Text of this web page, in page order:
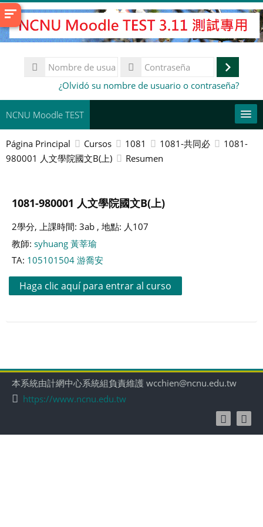
Salta
al
contenido
Nombre
de
Contraseña¿Olvidó su nombre de usuario o contraseña?
NCNU Moodle TEST
Español - Internacional ‎(es)‎
Buscar
cursos
Página Principal Cursos 1081 1081-共同必
1081-
980001 人文學院國文B(上)
Resumen
1081-980001 人文學院國文B(上)
2學分, 上課時間: 3ab , 地點: 人107
教師: syhuang 黃莘瑜
TA: 105101504 游喬安
Haga clic aquí para entrar al curso
本系統由計網中心系統組負責維護 wcchien@ncnu.edu.tw
https://www.ncnu.edu.tw